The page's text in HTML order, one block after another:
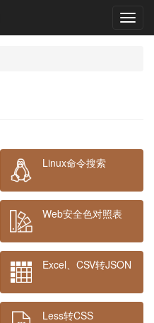
Linux命令搜索
Web安全色对照表
Excel、CSV转JSON
Less转CSS